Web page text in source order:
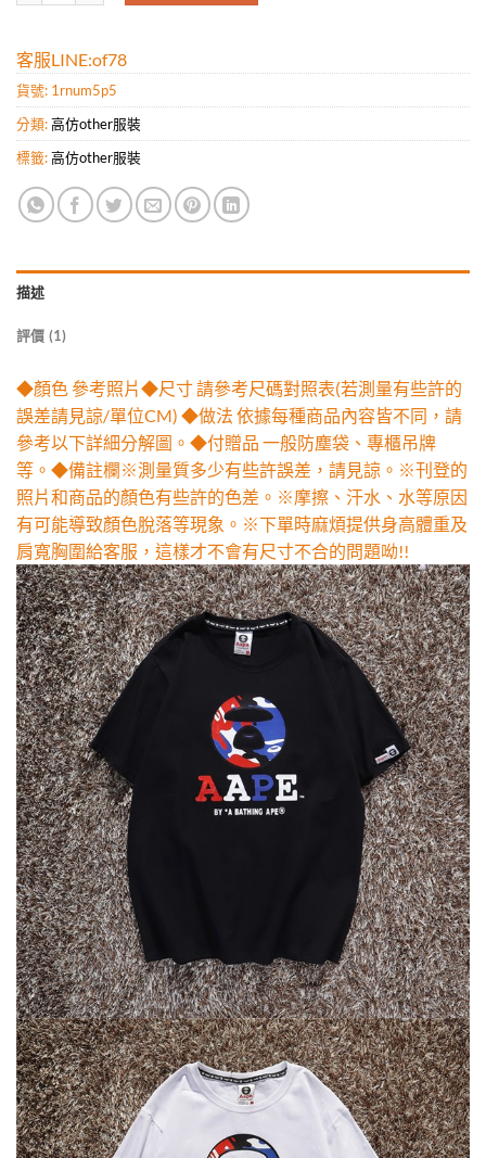
客服LINE:of78
貨號: 1rnum5p5
分類:高仿other服裝
標籤:高仿other服裝
描述
評價 (1)
◆顏色 參考照片◆尺寸 請參考尺碼對照表(若測量有些許的
誤差請見諒/單位CM) ◆做法 依據每種商品內容皆不同，請
參考以下詳細分解圖。◆付贈品 一般防塵袋、專櫃吊牌
等。◆備註欄※測量質多少有些許誤差，請見諒。※刊登的
照片和商品的顏色有些許的色差。※摩擦、汗水、水等原因
有可能導致顏色脫落等現象。※下單時麻煩提供身高體重及
肩寬胸圍給客服，這樣才不會有尺寸不合的問題呦!!